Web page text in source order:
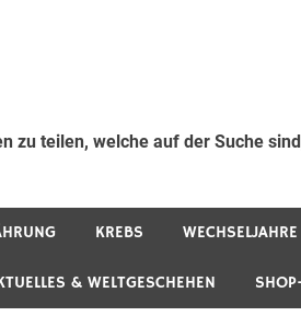
teilen, welche auf der Suche
KREBS WECHSELJAHRE
& WELTGESCHEHEN